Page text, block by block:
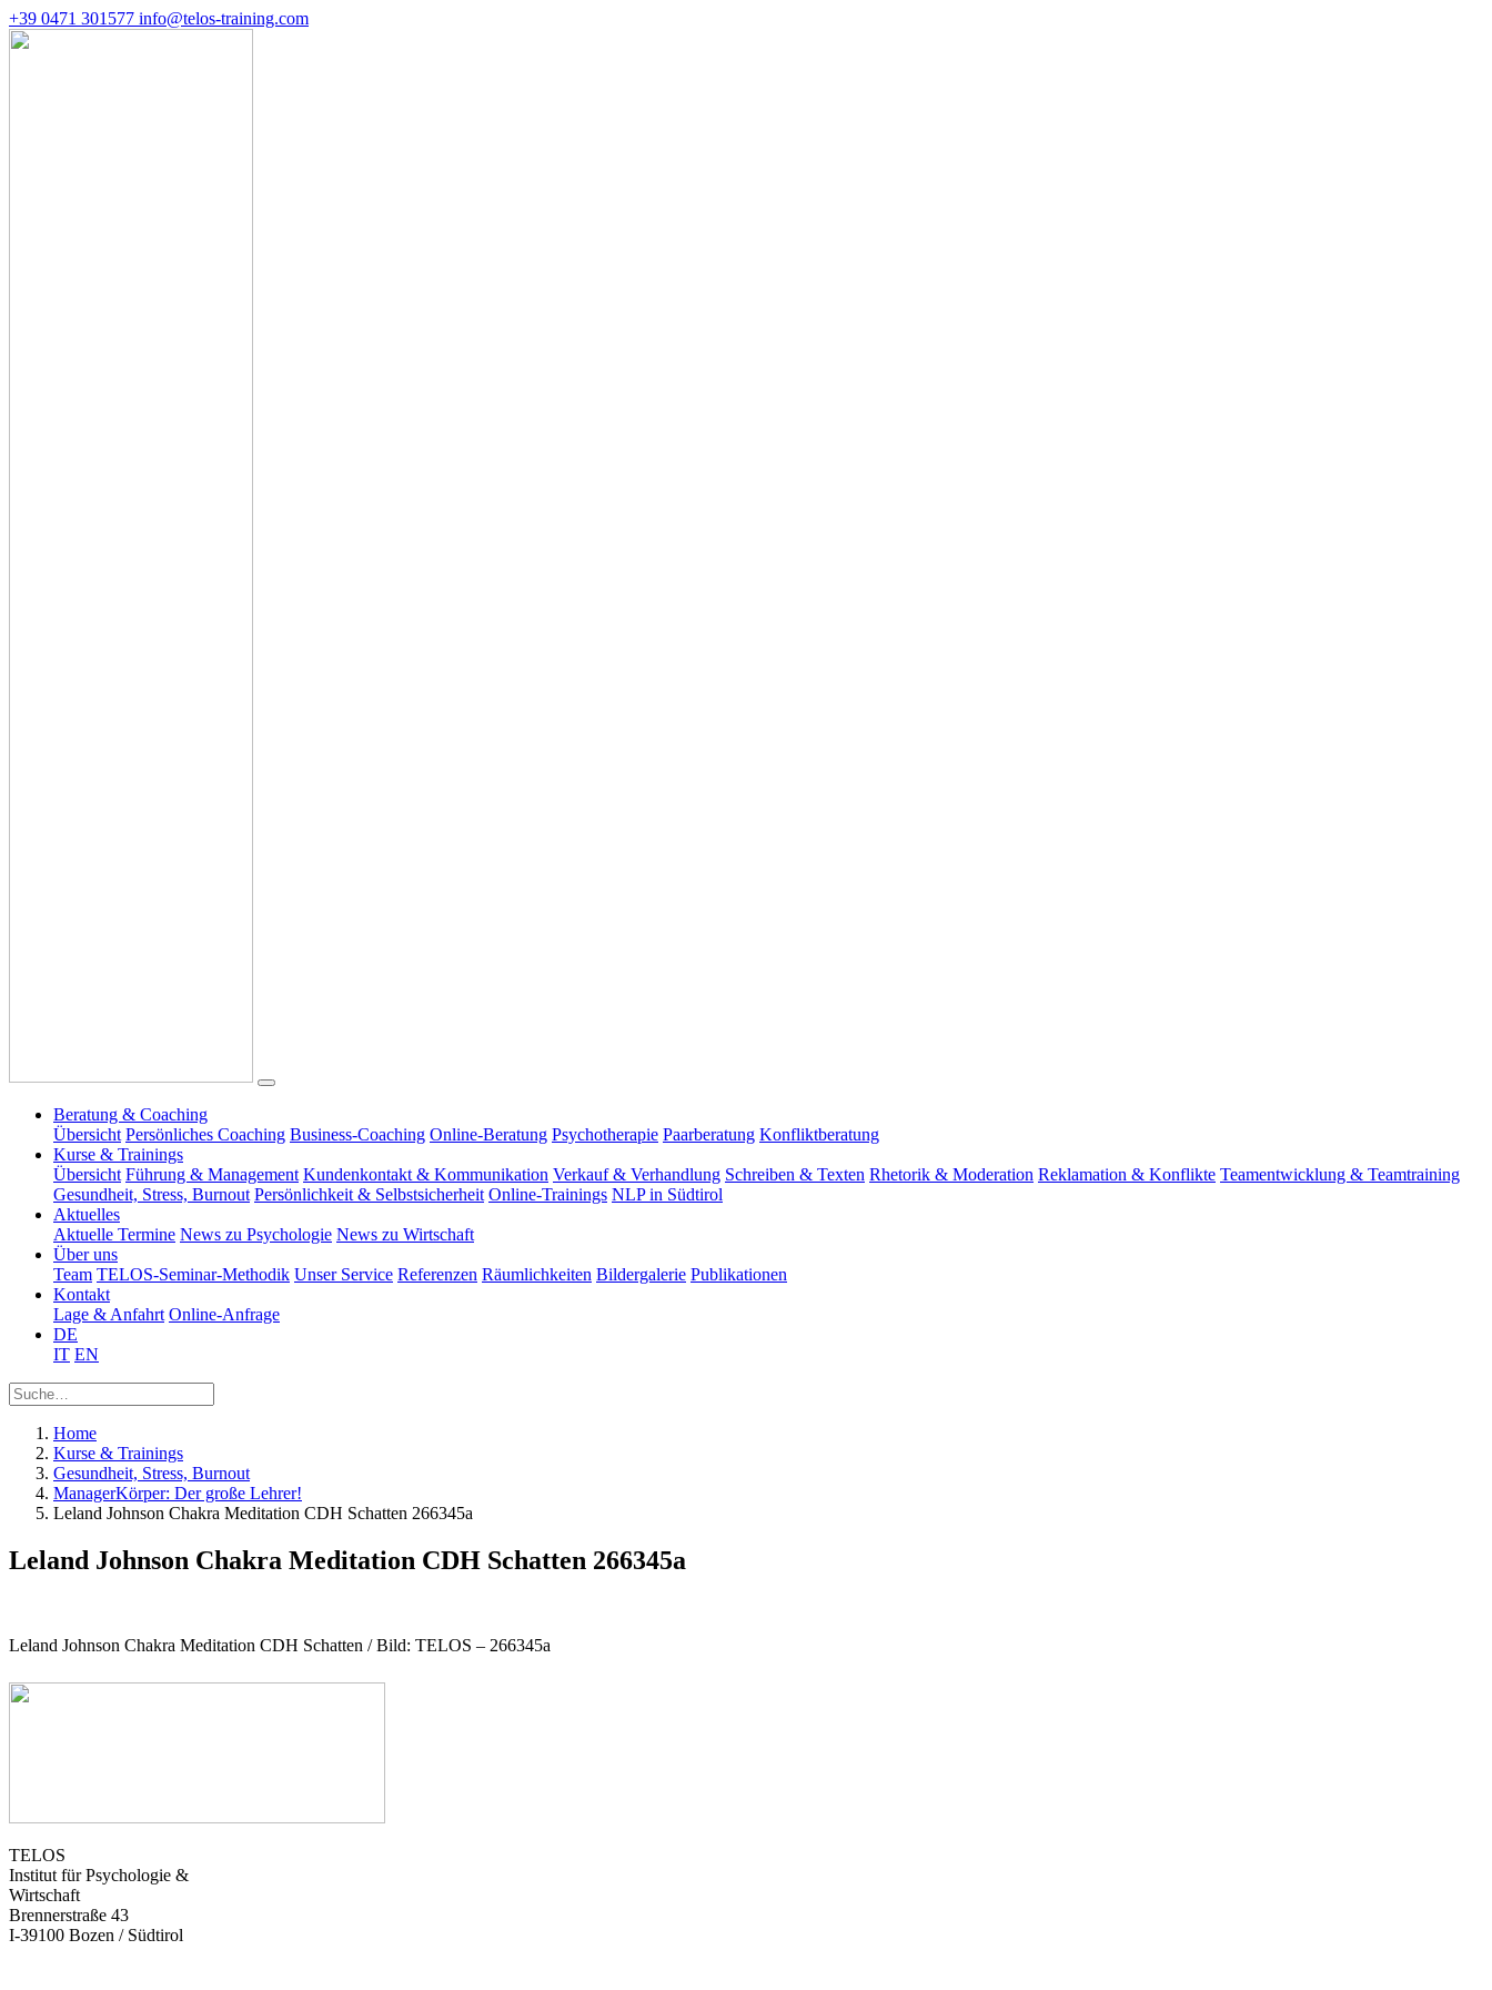
+39 0471 301577 info@telos-training.com
Beratung & Coaching
Übersicht Persönliches Coaching Business-Coaching Online-Beratung Psychotherapie Paarberatung Konfliktberatung
Kurse & Trainings
Übersicht Führung & Management Kundenkontakt & Kommunikation Verkauf & Verhandlung Schreiben & Texten Rhetorik & Moderation Reklamation & Konflikte Teamentwicklung & Teamtraining
Gesundheit, Stress, Burnout Persönlichkeit & Selbstsicherheit Online-Trainings NLP in Südtirol
Aktuelles
Aktuelle Termine News zu Psychologie News zu Wirtschaft
Über uns
Team TELOS-Seminar-Methodik Unser Service Referenzen Räumlichkeiten Bildergalerie Publikationen
Kontakt
Lage & Anfahrt Online-Anfrage
DE
IT EN
Home
Kurse & Trainings
Gesundheit, Stress, Burnout
ManagerKörper: Der große Lehrer!
Leland Johnson Chakra Meditation CDH Schatten 266345a
Leland Johnson Chakra Meditation CDH Schatten 266345a
Leland Johnson Chakra Meditation CDH Schatten / Bild: TELOS – 266345a
TELOS
Institut für Psychologie &
Wirtschaft
Brennerstraße 43
I-39100 Bozen / Südtirol